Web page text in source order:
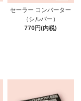
セーラー コンバーター
（シルバー）
770円(内税)